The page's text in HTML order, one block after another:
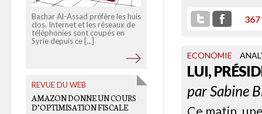
367
ECONOMIE
LUI,
parSabine
Bachar Al-Assad préfère les huis
clos. Internet et les réseaux de
téléphonies sont coupés en
Syrie depuis ce [...]
REVUE DU WEB
AMAZON DONNE UN COURS
D’OPTIMISATION FISCALE
Total aussi possède ses
OLD LINKS
UN SYSTÈME